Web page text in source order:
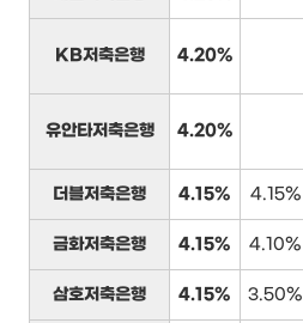
KB저축은행 4.20%
유안타저축은행 4.20%
더블저축은행 4.15% 4.15%
금화저축은행 4.15% 4.10%
삼호저축은행 4.15% 3.50%